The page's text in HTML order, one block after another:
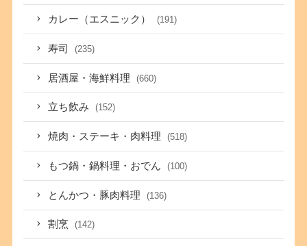
カレー（エスニック） (191)
寿司 (235)
居酒屋・海鮮料理 (660)
立ち飲み (152)
焼肉・ステーキ・肉料理 (518)
もつ鍋・鍋料理・おでん (100)
とんかつ・豚肉料理 (136)
割烹 (142)